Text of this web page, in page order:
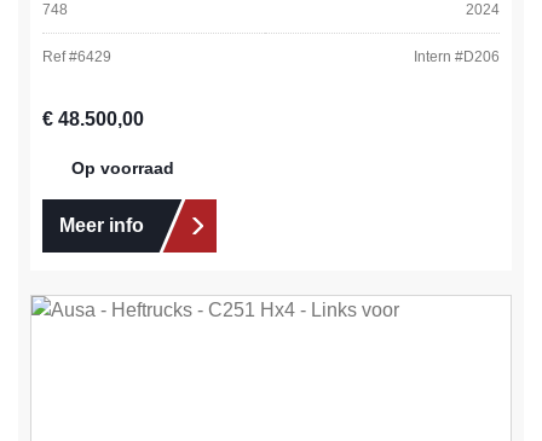
748
2024
Ref #6429 Intern #D206
Normale prijs:
€ 48.500,00
Op voorraad
Meer info